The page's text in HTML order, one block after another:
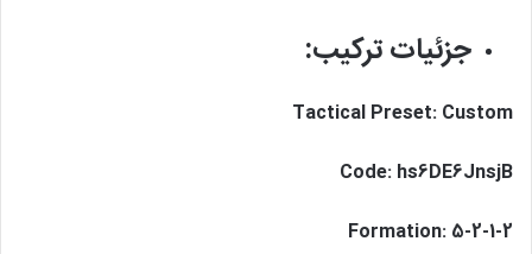
جزئیات ترکیب:
Tactical Preset: Custom
Code: hs6DE6JnsjB
Formation: 5-2-1-2